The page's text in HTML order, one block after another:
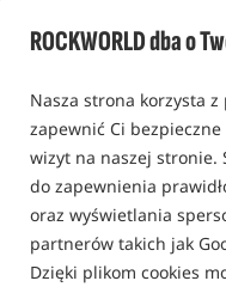
ROCKWORLD dba o
Nasza strona korzysta
zapewnić Ci
wizyt na naszej stronie.
do zapewnienia
oraz wyświetlania
partnerów takich jak
Dzięki plikom cookies
Promocja Bestseller!